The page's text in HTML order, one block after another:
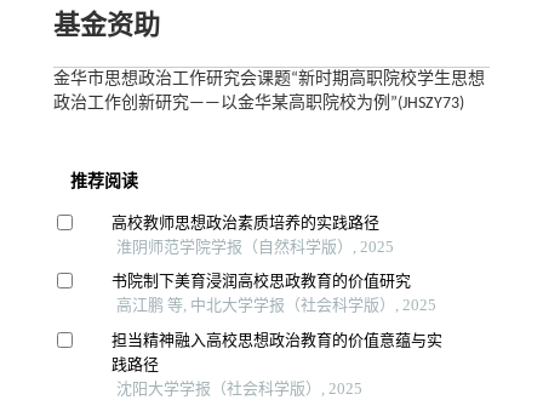
基金资助
金华市思想政治工作研究会课题“新时期高职院校学生思想
政治工作创新研究——以金华某高职院校为例”(JHSZY73)